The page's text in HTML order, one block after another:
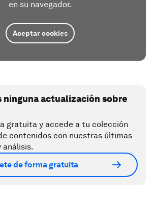
en su navegador.
Aceptar cookies
ninguna actualización sobre
gratuita y accede a tu colección
contenidos con nuestras últimas
análisis.
de forma gratuita